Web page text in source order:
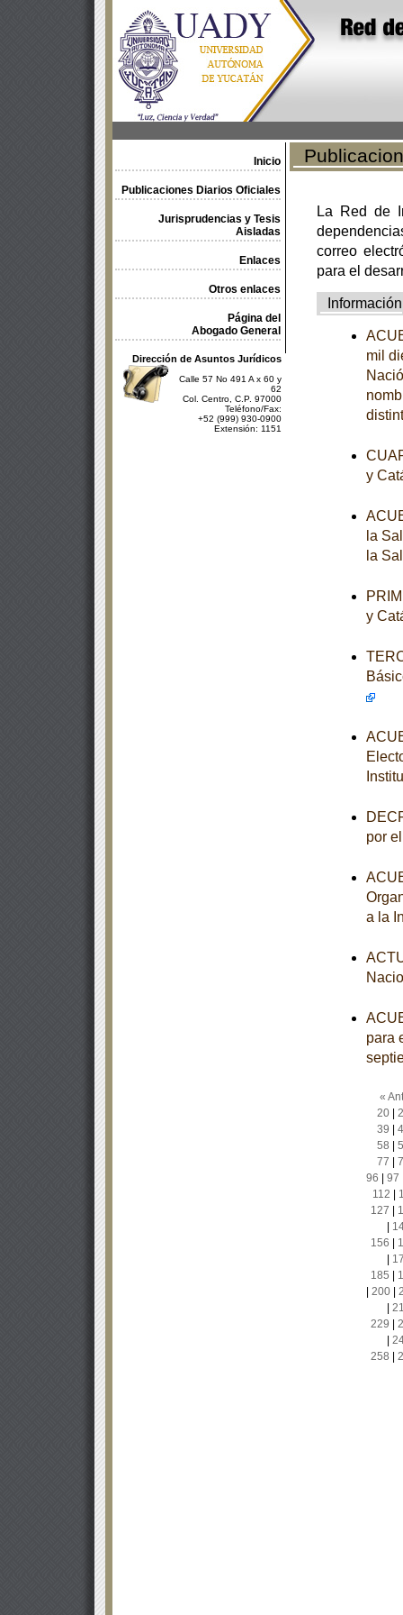
Inicio
Publicaciones Diarios Oficiales
Jurisprudencias y Tesis
Aisladas
Enlaces
Otros enlaces
Página del
Abogado General
Dirección de Asuntos Jurídicos
Calle 57 No 491 A x 60 y
62
Col. Centro, C.P. 97000
Teléfono/Fax:
+52 (999) 930-0900
Extensión: 1151
La Red de
correo
para el
Información
mil
y
la
la
y
por
a la
para
«
20|
39
58
77
96
97
112
127
156
185
200|
229
258